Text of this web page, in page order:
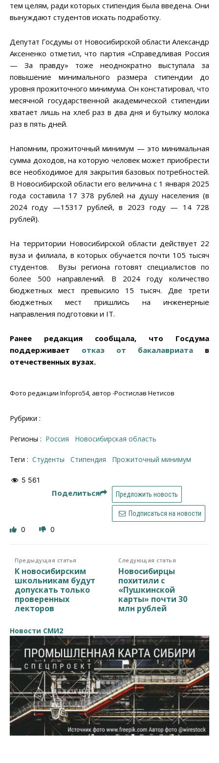
тем целям, ради которых стипендия была введена. Они
вынуждают студентов искать подработку.
Депутат Госдумы от Новосибирской области Александр
Аксененко отметил, что партия «Справедливая Россия
— За правду» тоже неоднократно выступала за
повышение минимального размера стипендии до
уровня прожиточного минимума. Он констатировал, что
месячной государственной академической стипендии
хватает лишь на хлеб раз в два дня и бутылку молока
раз в пять дней.
Напомним, прожиточный минимум — это минимальная
сумма доходов, на которую человек может приобрести
все необходимое для закрытия базовых потребностей.
В Новосибирской области его величина с 1 января 2025
года составила 17 378 рублей на душу населения (в
2024 году —15317 рублей, в 2023 году — 14 728
рублей).
На территории Новосибирской области действует 22
вуза и филиала, в которых обучается почти 105 тысяч
студентов. Вузы региона готовят специалистов по
более 500 направлений. В 2024 году количество
бюджетных мест превысило 15 тысяч. Две трети
бюджетных мест пришлись на инженерные
направления подготовки и IT.
Ранее редакция сообщала, что Госдума
поддерживает отказ от бакалавриата в
отечественных вузах.
Фото редакции Infopro54, автор -Ростислав Нетисов
Рубрики :
Регионы : Россия Новосибирская область
Теги : студенты стипендия прожиточный минимум
5 561
Поделиться Предложить новость
Подписаться на новости
0 0
Предыдущая статья
К новосибирским
школьникам будут
допускать только
проверенных
лекторов
Следующая статья
Новосибирцы
похитили с
«Пушкинской
карты» почти 30
млн рублей
Новости СМИ2